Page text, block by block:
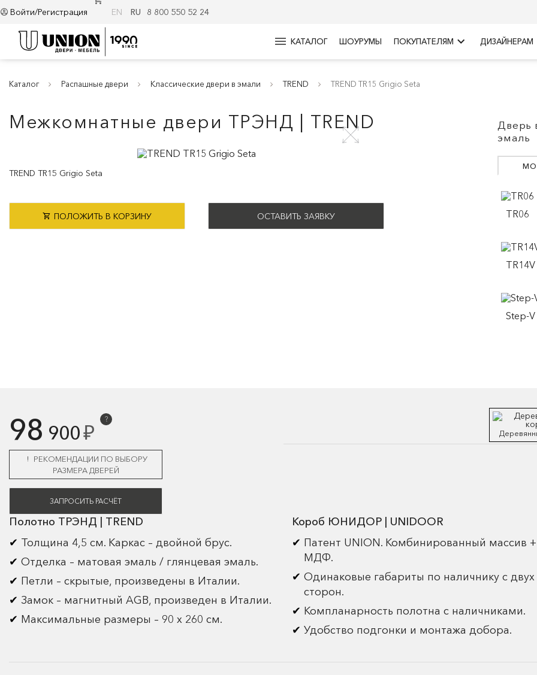
Войти/Регистрация EN RU 8 800 550 52 24
menu КАТАЛОГ ШОУРУМЫ ПОКУПАТЕЛЯМ keyboard_arrow_right ДИЗАЙНЕРАМ
Каталог Распашные двери Классические двери в эмали TREND TREND TR15 Grigio Seta
Межкомнатные двери ТРЭНД | TREND
TREND TR15 Grigio Seta
ПОЛОЖИТЬ В КОРЗИНУ ОСТАВИТЬ ЗАЯВКУ
Дверь
эмаль
TR06
TR14V
Step-V
98 900₽
?
РЕКОМЕНДАЦИИ ПО ВЫБОРУ
РАЗМЕРА ДВЕРЕЙ
ЗАПРОСИТЬ РАСЧЁТ
Полотно ТРЭНД | TREND
Толщина 4,5 см. Каркас – двойной брус.
Отделка – матовая эмаль / глянцевая эмаль.
Петли – скрытые, произведены в Италии.
Замок – магнитный AGB, произведен в Италии.
Максимальные размеры – 90 х 260 см.
Короб ЮНИДОР | UNIDOOR
Патент UNION. Комбинированный массив +
МДФ.
Одинаковые габариты по наличнику с двух
сторон.
Компланарность полотна с наличниками.
Удобство подгонки и монтажа добора.